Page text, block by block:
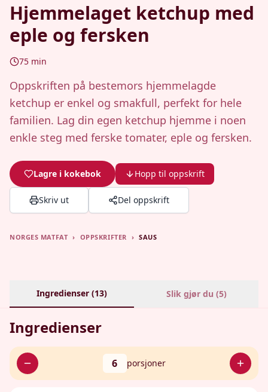
Hjemmelaget ketchup med
eple og fersken
75 min
Oppskriften på bestemors hjemmelagde
ketchup er enkel og smakfull, perfekt for hele
familien. Lag din egen ketchup hjemme i noen
enkle steg med ferske tomater, eple og fersken.
Lagre i kokebok Hopp til oppskrift
Skriv ut Del oppskrift
NORGES MATFAT › OPPSKRIFTER › SAUS
Ingredienser (13) Slik gjør du (5)
Ingredienser
6 porsjoner